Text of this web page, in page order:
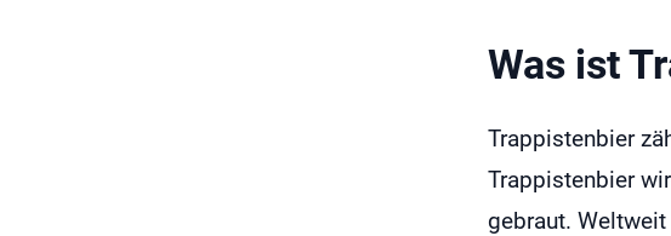
Was ist
Trappistenbier
Trappistenbier
gebraut.